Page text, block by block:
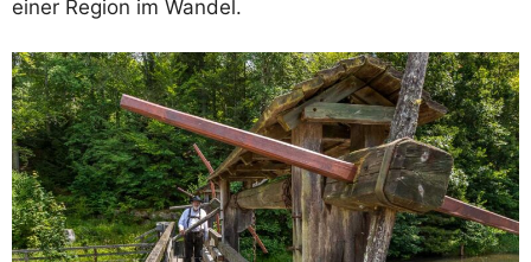
einer Region im Wandel.